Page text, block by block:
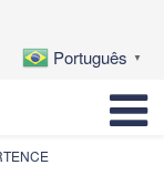
Português ▼